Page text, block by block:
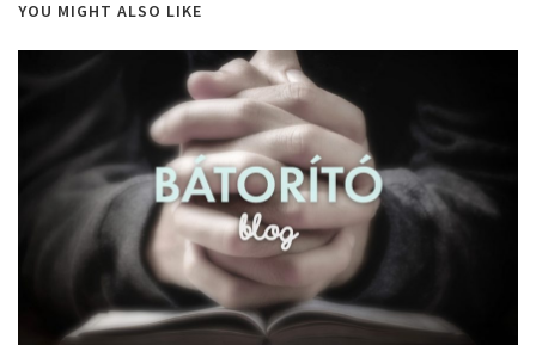
YOU MIGHT ALSO LIKE